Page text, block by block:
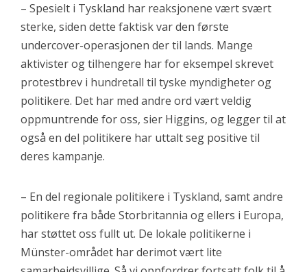
– Spesielt i Tyskland har reaksjonene vært svært
sterke, siden dette faktisk var den første
undercover-operasjonen der til lands. Mange
aktivister og tilhengere har for eksempel skrevet
protestbrev i hundretall til tyske myndigheter og
politikere. Det har med andre ord vært veldig
oppmuntrende for oss, sier Higgins, og legger til at
også en del politikere har uttalt seg positive til
deres kampanje.
– En del regionale politikere i Tyskland, samt andre
politikere fra både Storbritannia og ellers i Europa,
har støttet oss fullt ut. De lokale politikerne i
Münster-området har derimot vært lite